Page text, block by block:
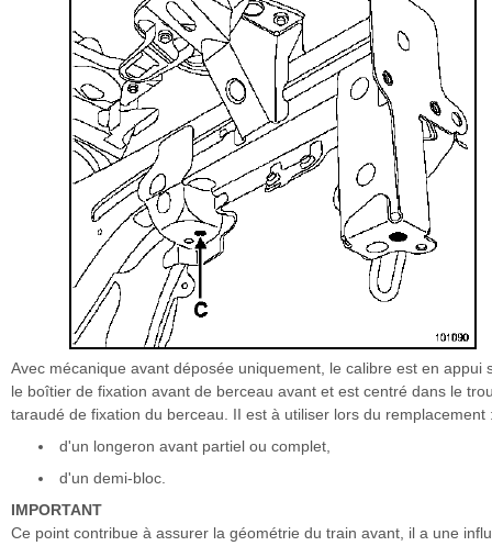
Avec mécanique avant déposée uniquement, le calibre est en appui
le boîtier de fixation avant de berceau avant et est centré dans le
taraudé de fixation du berceau. II est à utiliser lors du remplacement
d'un longeron avant partiel ou complet,
d'un demi-bloc.
IMPORTANT
Ce point contribue à assurer la géométrie du train avant, il a une